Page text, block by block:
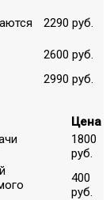
2290 руб.
2600 руб.
2990 руб.
Цена
1800
руб.
400
руб.